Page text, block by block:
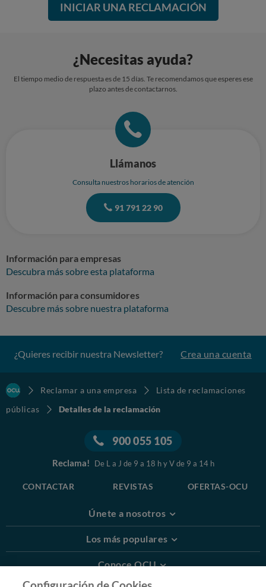
INICIAR UNA RECLAMACIÓN
¿Necesitas ayuda?
El tiempo medio de respuesta es de 15 días. Te recomendamos que esperes ese
plazo antes de contactarnos.
Llámanos
Consulta nuestros horarios de atención
91 791 22 90
Información para empresas
Descubra más sobre esta plataforma
Información para consumidores
Descubre más sobre nuestra plataforma
¿Quieres recibir nuestra Newsletter? Crea una cuenta
Reclamar a una empresa
Lista de reclamaciones
públicas
Detalles de la reclamación
900 055 105
Reclama! De L a J de 9 a 18 h y V de 9 a 14 h
CONTACTAR REVISTAS OFERTAS-OCU
Únete a nosotros
Los más populares
Conoce OCU